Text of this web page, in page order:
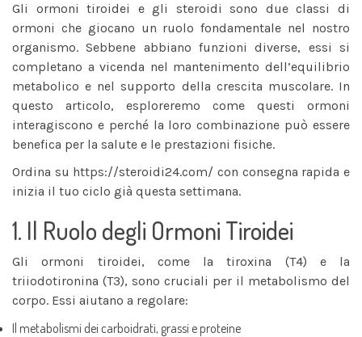
Gli ormoni tiroidei e gli steroidi sono due classi di
ormoni che giocano un ruolo fondamentale nel nostro
organismo. Sebbene abbiano funzioni diverse, essi si
completano a vicenda nel mantenimento dell’equilibrio
metabolico e nel supporto della crescita muscolare. In
questo articolo, esploreremo come questi ormoni
interagiscono e perché la loro combinazione può essere
benefica per la salute e le prestazioni fisiche.
Ordina su https://steroidi24.com/ con consegna rapida e
inizia il tuo ciclo già questa settimana.
1. Il Ruolo degli Ormoni Tiroidei
Gli ormoni tiroidei, come la tiroxina (T4) e la
triiodotironina (T3), sono cruciali per il metabolismo del
corpo. Essi aiutano a regolare:
Il metabolismi dei carboidrati, grassi e proteine